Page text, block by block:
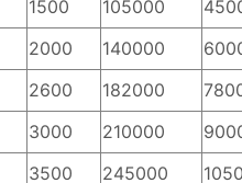
1500 105000
2000 140000
2600 182000
3000 210000
3500 245000